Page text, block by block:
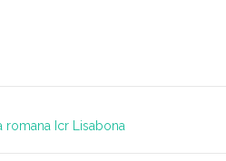
romana Icr Lisabona